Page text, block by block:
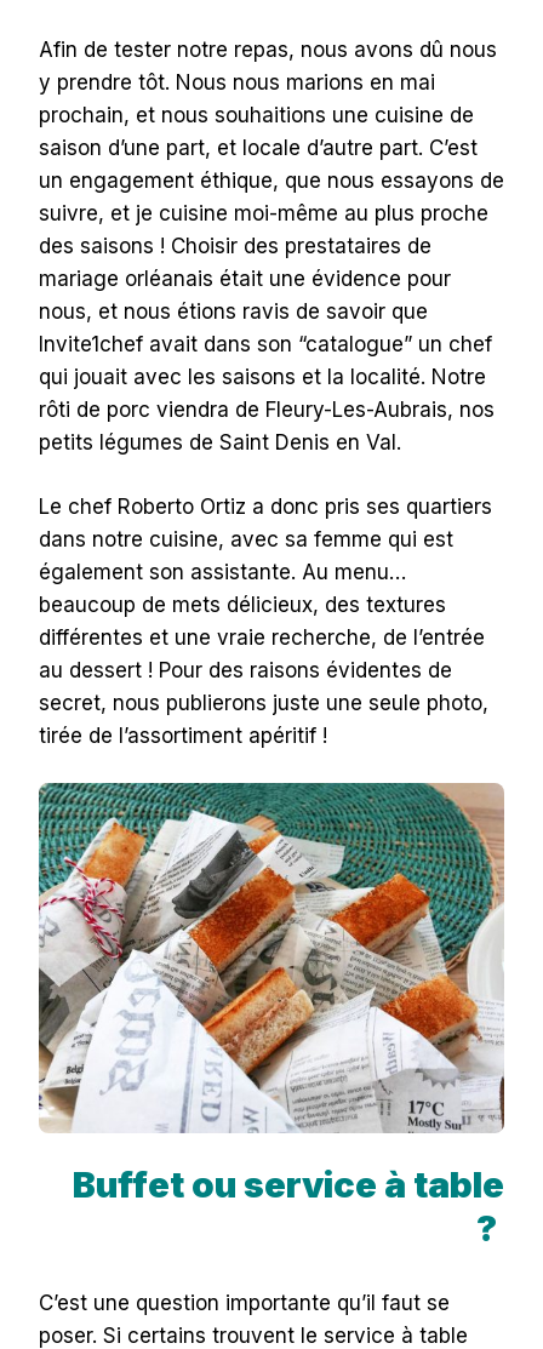
Afin de tester notre repas, nous avons dû nous
y prendre tôt. Nous nous marions en mai
prochain, et nous souhaitions une cuisine de
saison d’une part, et locale d’autre part. C’est
un engagement éthique, que nous essayons de
suivre, et je cuisine moi-même au plus proche
des saisons ! Choisir des prestataires de
mariage orléanais était une évidence pour
nous, et nous étions ravis de savoir que
Invite1chef avait dans son “catalogue” un chef
qui jouait avec les saisons et la localité. Notre
rôti de porc viendra de Fleury-Les-Aubrais, nos
petits légumes de Saint Denis en Val.
Le chef Roberto Ortiz a donc pris ses quartiers
dans notre cuisine, avec sa femme qui est
également son assistante. Au menu…
beaucoup de mets délicieux, des textures
différentes et une vraie recherche, de l’entrée
au dessert ! Pour des raisons évidentes de
secret, nous publierons juste une seule photo,
tirée de l’assortiment apéritif !
Buffet ou service à table
?
C’est une question importante qu’il faut se
poser. Si certains trouvent le service à table